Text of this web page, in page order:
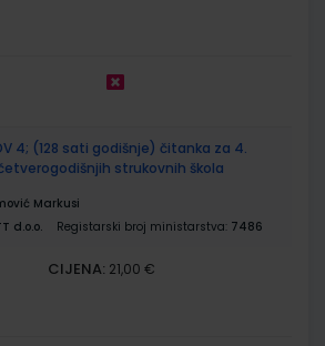
4; (128 sati godišnje) čitanka za 4.
strukovnih škola
Markusi
d.o.o. Registarski broj ministarstva: 7486
CIJENA: 21,00 €